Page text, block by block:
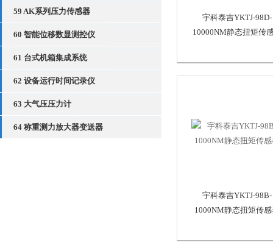
59 AK系列压力传感器
60 智能位移数显测控仪
61 台式机箱集成系统
62 设备运行时间记录仪
63 大气压压力计
64 称重测力放大器变送器
宇科泰吉YKTJ-98D-
10000NM静态扭矩传
宇科泰吉YKTJ-98B-
1000NM静态扭矩传